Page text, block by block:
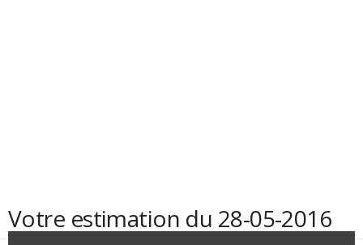
Votre estimation du 28-05-2016